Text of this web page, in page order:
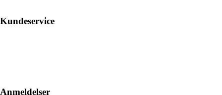
Kundeservice
Anmeldelser